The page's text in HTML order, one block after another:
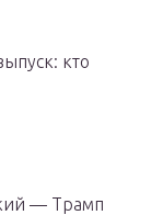
кто
— Трамп